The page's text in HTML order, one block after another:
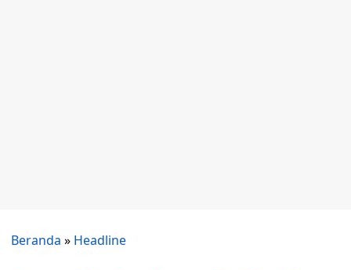
Beranda » Headline